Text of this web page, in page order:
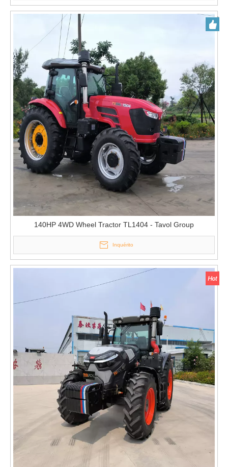
140HP 4WD Wheel Tractor TL1404 - Tavol Group
Inquérito